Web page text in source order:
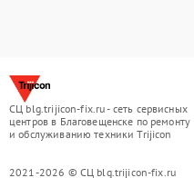
СЦ blg.trijicon-fix.ru - сеть сервисных
центров в Благовещенске по ремонту
и обслуживанию техники Trijicon
2021-2026 © СЦ blg.trijicon-fix.ru